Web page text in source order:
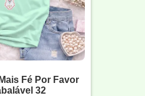
Fé Por Favor
32